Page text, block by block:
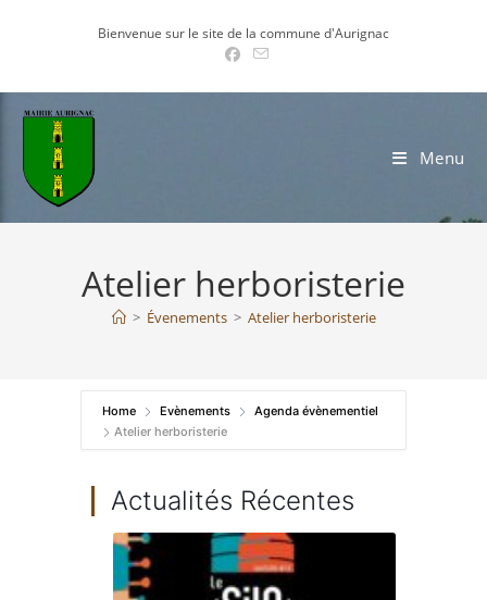
Bienvenue sur le site de la commune d'Aurignac
Menu
Atelier herboristerie
> Évenements > Atelier herboristerie
Home Evènements
Agenda évènementiel
Atelier herboristerie
Actualités Récentes